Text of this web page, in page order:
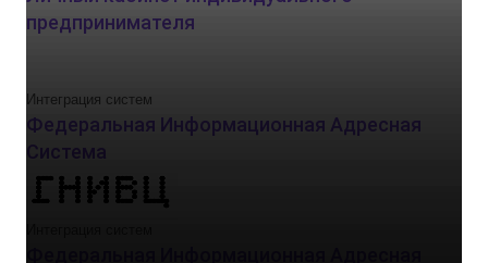
предпринимателя
Интеграция систем
Федеральная Информационная Адресная
Система